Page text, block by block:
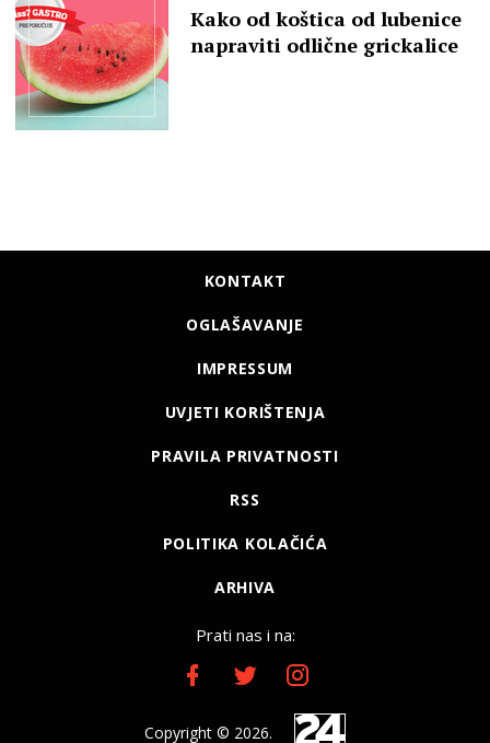
Kako od koštica od lubenice
napraviti odlične grickalice
KONTAKT
OGLAŠAVANJE
IMPRESSUM
UVJETI KORIŠTENJA
PRAVILA PRIVATNOSTI
RSS
POLITIKA KOLAČIĆA
ARHIVA
Prati nas i na:
Copyright © 2026.